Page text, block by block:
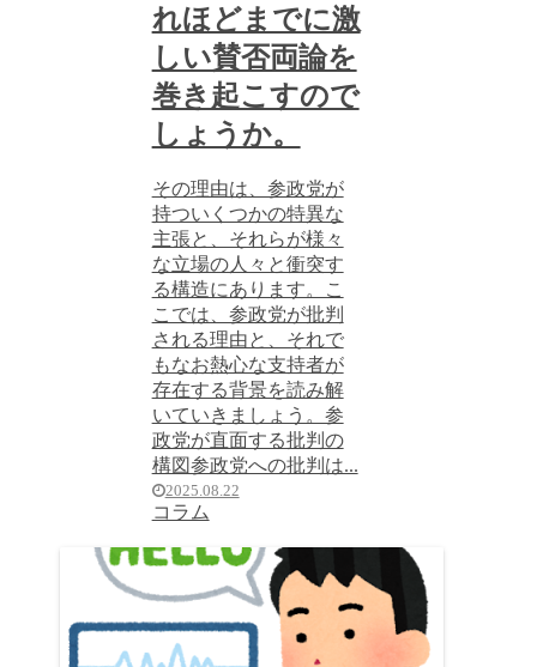
れほどまでに激
しい賛否両論を
巻き起こすので
しょうか。
その理由は、参政党が
持ついくつかの特異な
主張と、それらが様々
な立場の人々と衝突す
る構造にあります。こ
こでは、参政党が批判
される理由と、それで
もなお熱心な支持者が
存在する背景を読み解
いていきましょう。参
政党が直面する批判の
構図参政党への批判は...
2025.08.22
コラム